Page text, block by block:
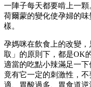
一陣子每天都要啃上一
荷爾蒙的變化使孕婦的
樣。
孕媽咪在飲食上的改變
取」的原則下，都是OK
適當的吃點小辣滿足一
竟有它一定的刺激性，
適、胃酸過多、胃食道逆